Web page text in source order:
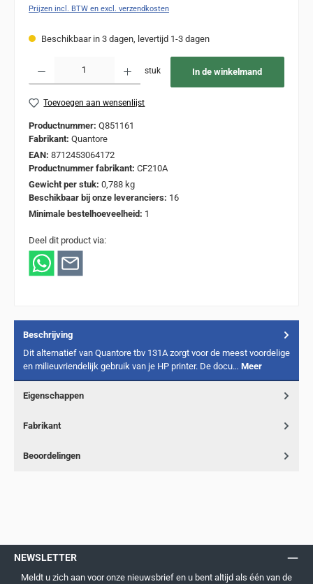
Prijzen incl. BTW en excl. verzendkosten
Beschikbaar in 3 dagen, levertijd 1-3 dagen
stuk In de winkelmand
Toevoegen aan wensenlijst
Productnummer: Q851161
Fabrikant: Quantore
EAN: 8712453064172
Productnummer fabrikant: CF210A
Gewicht per stuk: 0,788 kg
Beschikbaar bij onze leveranciers: 16
Minimale bestelhoeveelheid: 1
Deel dit product via:
Beschrijving
Dit alternatief van Quantore tbv 131A zorgt voor de meest voordelige
en milieuvriendelijk gebruik van je HP printer. De docu… Meer
Eigenschappen
Fabrikant
Beoordelingen
NEWSLETTER
Meldt u zich aan voor onze nieuwsbrief en u bent altijd als één van de